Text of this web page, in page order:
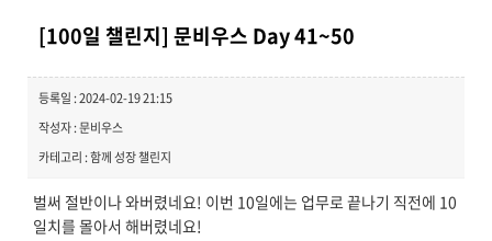
[100일 챌린지] 문비우스 Day 41~50
등록일 : 2024-02-19 21:15
작성자 : 문비우스
카테고리 : 함께 성장 챌린지
벌써 절반이나 와버렸네요! 이번 10일에는 업무로 끝나기 직전에 10
일치를 몰아서 해버렸네요!